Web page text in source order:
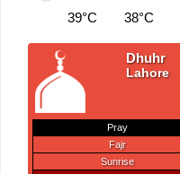
39°C 38°C